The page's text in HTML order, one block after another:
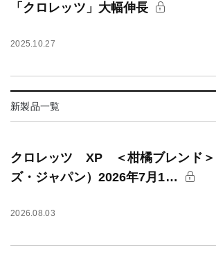
「クロレッツ」大幅伸長
2025.10.27
新製品一覧
クロレッツ XP ＜柑橘ブレンド＞
ズ・ジャパン）2026年7月1…
2026.08.03